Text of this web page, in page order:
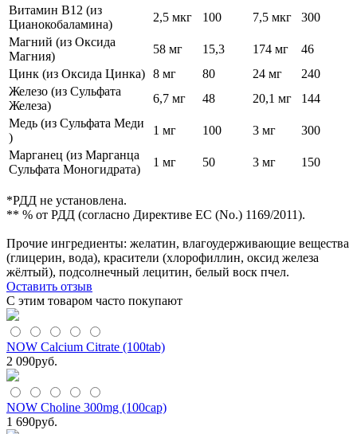
Витамин B12 (из
Цианокобаламина)
2,5 мкг 100 7,5 мкг
300
Магний (из Оксида
Магния)
58 мг 15,3 174 мг
46
Цинк (из Оксида Цинка) 8 мг 80 24 мг
240
Железо (из Сульфата
Железа)
6,7 мг 48 20,1 мг
144
Медь (из Сульфата Меди
)
1 мг 100 3 мг
300
Марганец (из Марганца
Сульфата Моногидрата)
1 мг 50 3 мг 150
*РДД не установлена.
** % от РДД (согласно Директиве ЕС (No.) 1169/2011).
Прочие ингредиенты: желатин, влагоудерживающие вещества
(глицерин, вода), красители (хлорофиллин, оксид железа
жёлтый), подсолнечный лецитин, белый воск пчел.
Оставить отзыв
С этим товаром часто покупают
NOW Calcium Citrate (100tab)
2 090руб.
NOW Choline 300mg (100cap)
1 690руб.